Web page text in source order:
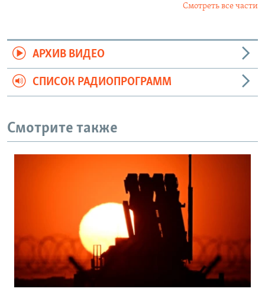
Смотреть все части
АРХИВ ВИДЕО
СПИСОК РАДИОПРОГРАММ
Смотрите также